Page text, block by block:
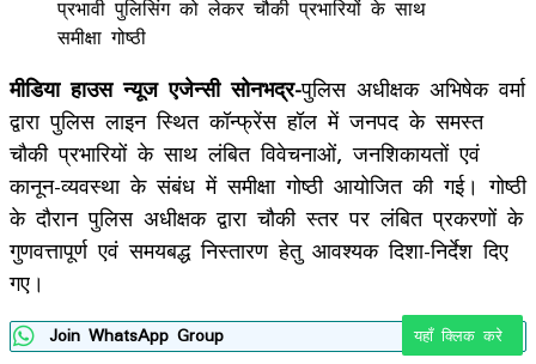
मीडिया हाउस न्यूज एजेन्सी सोनभद्र-पुलिस अधीक्षक अभिषेक वर्मा
द्वारा पुलिस लाइन स्थित कॉन्फ्रेंस हॉल में जनपद के समस्त
चौकी प्रभारियों के साथ लंबित विवेचनाओं, जनशिकायतों एवं
कानून-व्यवस्था के संबंध में समीक्षा गोष्ठी आयोजित की गई। गोष्ठी
के दौरान पुलिस अधीक्षक द्वारा चौकी स्तर पर लंबित प्रकरणों के
गुणवत्तापूर्ण एवं समयबद्ध निस्तारण हेतु आवश्यक दिशा-निर्देश दिए
गए।
Join WhatsApp Group यहाँ क्लिक करे